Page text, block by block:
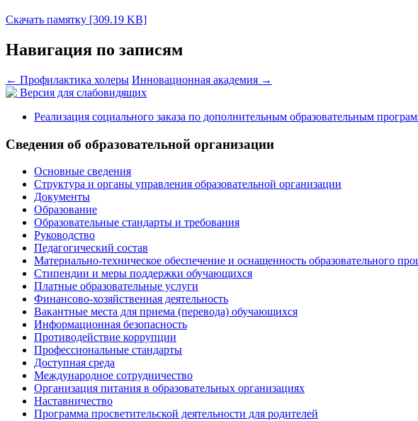
Скачать памятку [309.19 KB]
Навигация по записям
← Профилактика холеры Инновационная академия →
Версия для слабовидящих
Реализация социального заказа по дополнительным образовательным
Сведения об образовательной организации
Основные сведения
Структура и органы управления образовательной организации
Документы
Образование
Образовательные стандарты и требования
Руководство
Педагогический состав
Материально-техническое обеспечение и оснащенность образовательного
Стипендии и меры поддержки обучающихся
Платные образовательные услуги
Финансово-хозяйственная деятельность
Вакантные места для приема (перевода) обучающихся
Информационная безопасность
Противодействие коррупции
Профессиональные стандарты
Доступная среда
Международное сотрудничество
Организация питания в образовательных организациях
Наставничество
Программа просветительской деятельности для родителей